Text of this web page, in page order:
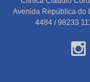
Avenida República do
4484 / 98233